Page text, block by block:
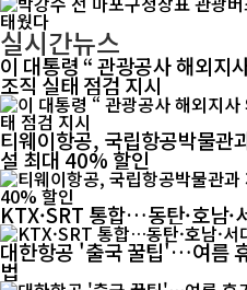
실시간뉴스
이 대통령 “ 관광공사 해외
조직 실태 점검 지시
티웨이항공, 국립항공박물
설 최대 40% 할인
KTX·SRT 통합…동탄·호남·
대한항공 '출국 꿀팁'…여름
법